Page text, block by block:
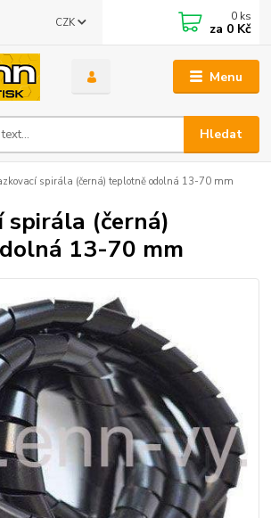
Menu
CZK
Hledat
0 ks
za 0 Kč
spirála (černá) teplotně odolná 13-70 mm
spirála (černá)
13-70 mm